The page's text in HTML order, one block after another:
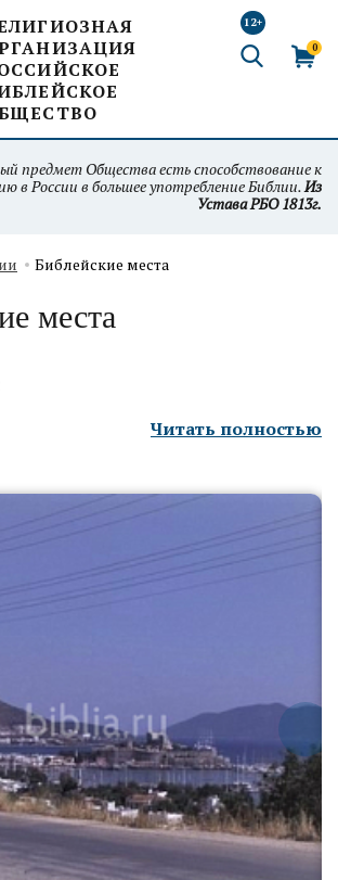
12+
0
предмет Общества есть способствование к
в России в большее употребление Библии.Из
Устава РБО 1813г.
Библейские места
места
Читать полностью